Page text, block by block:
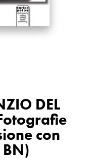
DEL
con